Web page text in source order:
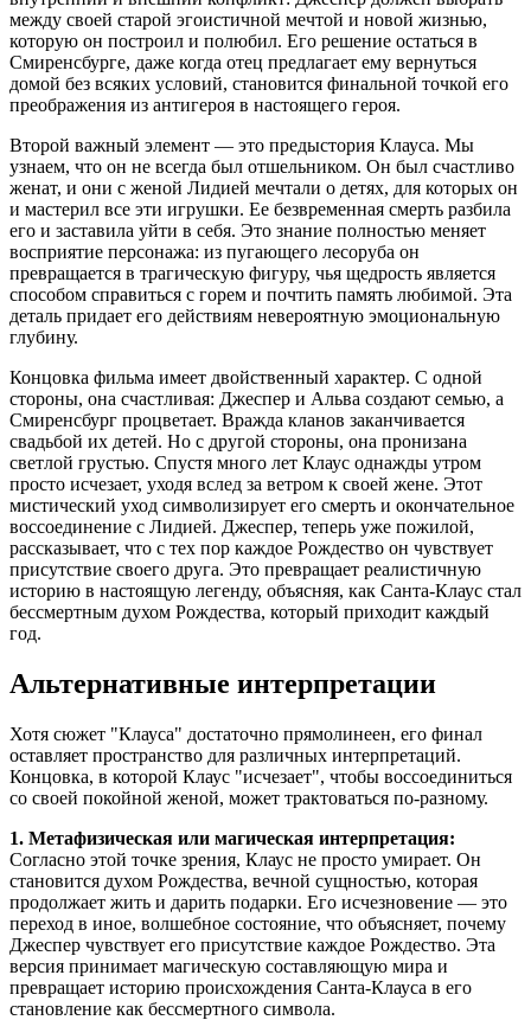
между своей старой эгоистичной мечтой и новой жизнью,
которую он построил и полюбил. Его решение остаться в
Смиренсбурге, даже когда отец предлагает ему вернуться
домой без всяких условий, становится финальной точкой его
преображения из антигероя в настоящего героя.
Второй важный элемент — это предыстория Клауса. Мы
узнаем, что он не всегда был отшельником. Он был счастливо
женат, и они с женой Лидией мечтали о детях, для которых он
и мастерил все эти игрушки. Ее безвременная смерть разбила
его и заставила уйти в себя. Это знание полностью меняет
восприятие персонажа: из пугающего лесоруба он
превращается в трагическую фигуру, чья щедрость является
способом справиться с горем и почтить память любимой. Эта
деталь придает его действиям невероятную эмоциональную
глубину.
Концовка фильма имеет двойственный характер. С одной
стороны, она счастливая: Джеспер и Альва создают семью, а
Смиренсбург процветает. Вражда кланов заканчивается
свадьбой их детей. Но с другой стороны, она пронизана
светлой грустью. Спустя много лет Клаус однажды утром
просто исчезает, уходя вслед за ветром к своей жене. Этот
мистический уход символизирует его смерть и окончательное
воссоединение с Лидией. Джеспер, теперь уже пожилой,
рассказывает, что с тех пор каждое Рождество он чувствует
присутствие своего друга. Это превращает реалистичную
историю в настоящую легенду, объясняя, как Санта-Клаус стал
бессмертным духом Рождества, который приходит каждый
год.
Альтернативные интерпретации
Хотя сюжет "Клауса" достаточно прямолинеен, его финал
оставляет пространство для различных интерпретаций.
Концовка, в которой Клаус "исчезает", чтобы воссоединиться
со своей покойной женой, может трактоваться по-разному.
1. Метафизическая или магическая интерпретация:
Согласно этой точке зрения, Клаус не просто умирает. Он
становится духом Рождества, вечной сущностью, которая
продолжает жить и дарить подарки. Его исчезновение — это
переход в иное, волшебное состояние, что объясняет, почему
Джеспер чувствует его присутствие каждое Рождество. Эта
версия принимает магическую составляющую мира и
превращает историю происхождения Санта-Клауса в его
становление как бессмертного символа.